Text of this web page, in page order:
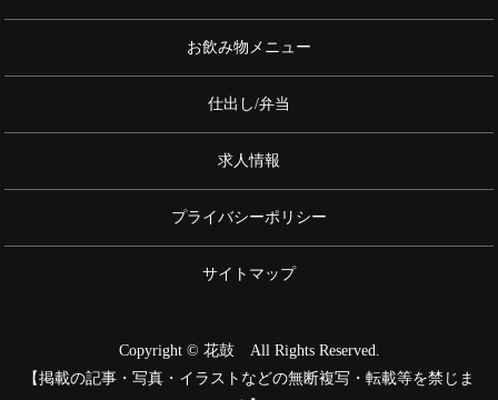
お飲み物メニュー
仕出し/弁当
求人情報
プライバシーポリシー
サイトマップ
Copyright © 花鼓 All Rights Reserved.
【掲載の記事・写真・イラストなどの無断複写・転載等を禁じま